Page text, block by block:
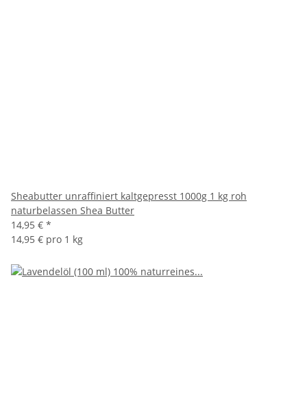
Sheabutter unraffiniert kaltgepresst 1000g 1 kg roh
naturbelassen Shea Butter
14,95 € *
14,95 € pro 1 kg